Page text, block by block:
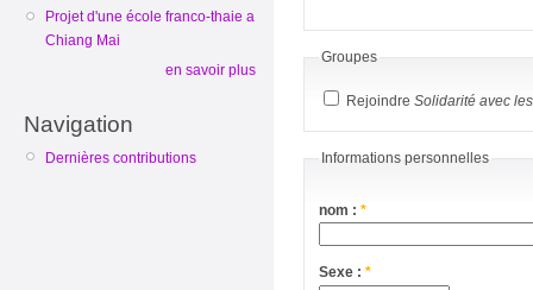
Projet d'une école franco-thaie a
Chiang Mai
en savoir plus
Navigation
Dernières contributions
Groupes
Rejoindre Solidarité avec
Informations personnelles
nom : *
Sexe : *